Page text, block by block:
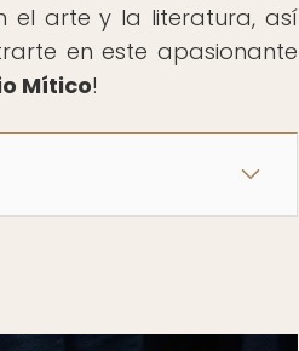
el arte y la literatura, así
en este apasionante
Mítico!